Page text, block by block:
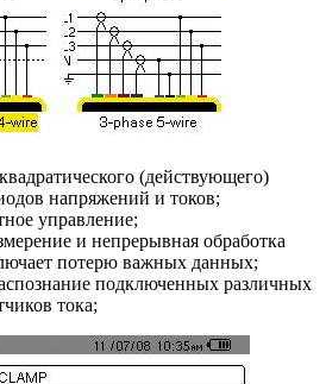
(действующего)
напряжений и токов;
управление;
и непрерывная обработка
потерю важных данных;
подключенных различных
тока;